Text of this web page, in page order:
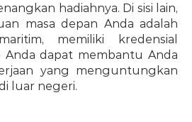
hadiahnya. Di sisi lain,
masa depan Anda adalah
memiliki kredensial
Anda dapat membantu Anda
yang menguntungkan
luar negeri.